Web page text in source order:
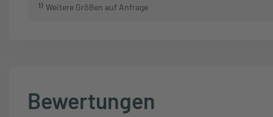
1) Weitere Größen auf Anfrage
Bewertungen